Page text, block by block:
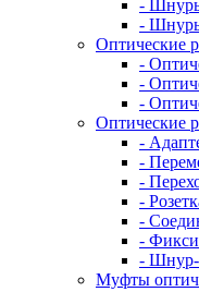
-
-
Оптические
-
-
-
Оптические
-
-
-
-
-
-
- Шнур-
Муфты